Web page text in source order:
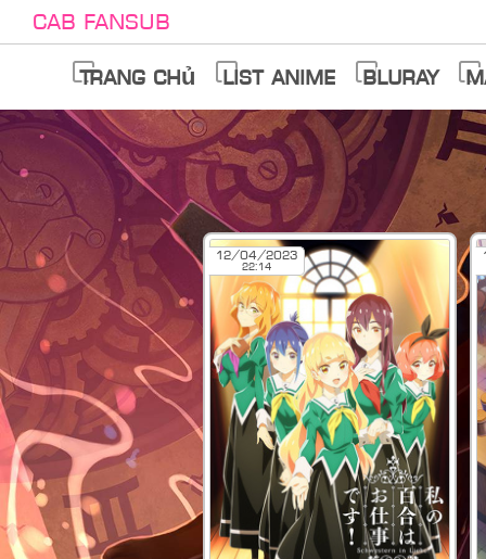
Cab Fansub
Trang chủ List anime Bluray
12/04/2023
22:14